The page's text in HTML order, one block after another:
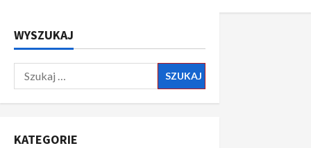
WYSZUKAJ
KATEGORIE